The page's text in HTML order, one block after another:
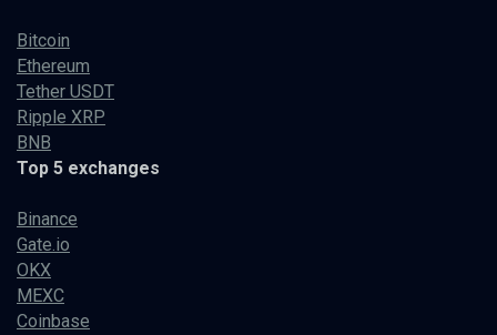
Bitcoin
Ethereum
Tether USDT
Ripple XRP
BNB
Top 5 exchanges
Binance
Gate.io
OKX
MEXC
Coinbase